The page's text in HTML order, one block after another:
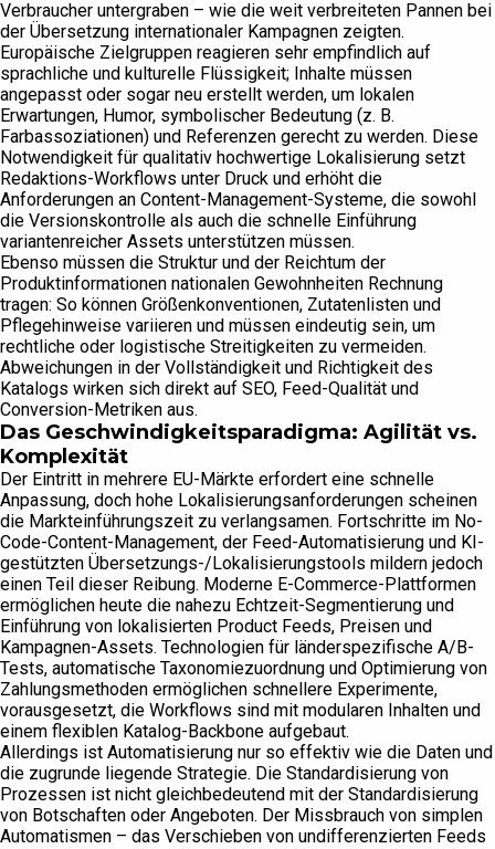
Verbraucher untergraben – wie die weit verbreiteten Pannen bei
der Übersetzung internationaler Kampagnen zeigten.
Europäische Zielgruppen reagieren sehr empfindlich auf
sprachliche und kulturelle Flüssigkeit; Inhalte müssen
angepasst oder sogar neu erstellt werden, um lokalen
Erwartungen, Humor, symbolischer Bedeutung (z. B.
Farbassoziationen) und Referenzen gerecht zu werden. Diese
Notwendigkeit für qualitativ hochwertige Lokalisierung setzt
Redaktions-Workflows unter Druck und erhöht die
Anforderungen an Content-Management-Systeme, die sowohl
die Versionskontrolle als auch die schnelle Einführung
variantenreicher Assets unterstützen müssen.
Ebenso müssen die Struktur und der Reichtum der
Produktinformationen nationalen Gewohnheiten Rechnung
tragen: So können Größenkonventionen, Zutatenlisten und
Pflegehinweise variieren und müssen eindeutig sein, um
rechtliche oder logistische Streitigkeiten zu vermeiden.
Abweichungen in der Vollständigkeit und Richtigkeit des
Katalogs wirken sich direkt auf SEO, Feed-Qualität und
Conversion-Metriken aus.
Das Geschwindigkeitsparadigma: Agilität vs.
Komplexität
Der Eintritt in mehrere EU-Märkte erfordert eine schnelle
Anpassung, doch hohe Lokalisierungsanforderungen scheinen
die Markteinführungszeit zu verlangsamen. Fortschritte im No-
Code-Content-Management, der Feed-Automatisierung und KI-
gestützten Übersetzungs-/Lokalisierungstools mildern jedoch
einen Teil dieser Reibung. Moderne E-Commerce-Plattformen
ermöglichen heute die nahezu Echtzeit-Segmentierung und
Einführung von lokalisierten Product Feeds, Preisen und
Kampagnen-Assets. Technologien für länderspezifische A/B-
Tests, automatische Taxonomiezuordnung und Optimierung von
Zahlungsmethoden ermöglichen schnellere Experimente,
vorausgesetzt, die Workflows sind mit modularen Inhalten und
einem flexiblen Katalog-Backbone aufgebaut.
Allerdings ist Automatisierung nur so effektiv wie die Daten und
die zugrunde liegende Strategie. Die Standardisierung von
Prozessen ist nicht gleichbedeutend mit der Standardisierung
von Botschaften oder Angeboten. Der Missbrauch von simplen
Automatismen – das Verschieben von undifferenzierten Feeds